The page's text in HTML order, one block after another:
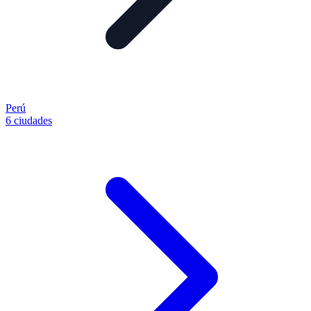
Perú
6 ciudades